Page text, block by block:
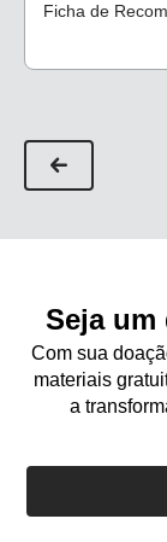
Ficha de
Seja um
Com sua
materiais
a